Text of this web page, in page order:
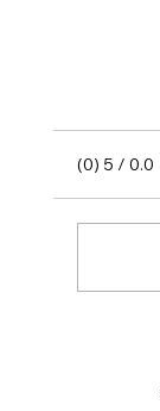
0.0 / 5 ‏(0)